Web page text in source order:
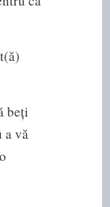
beți
a vă